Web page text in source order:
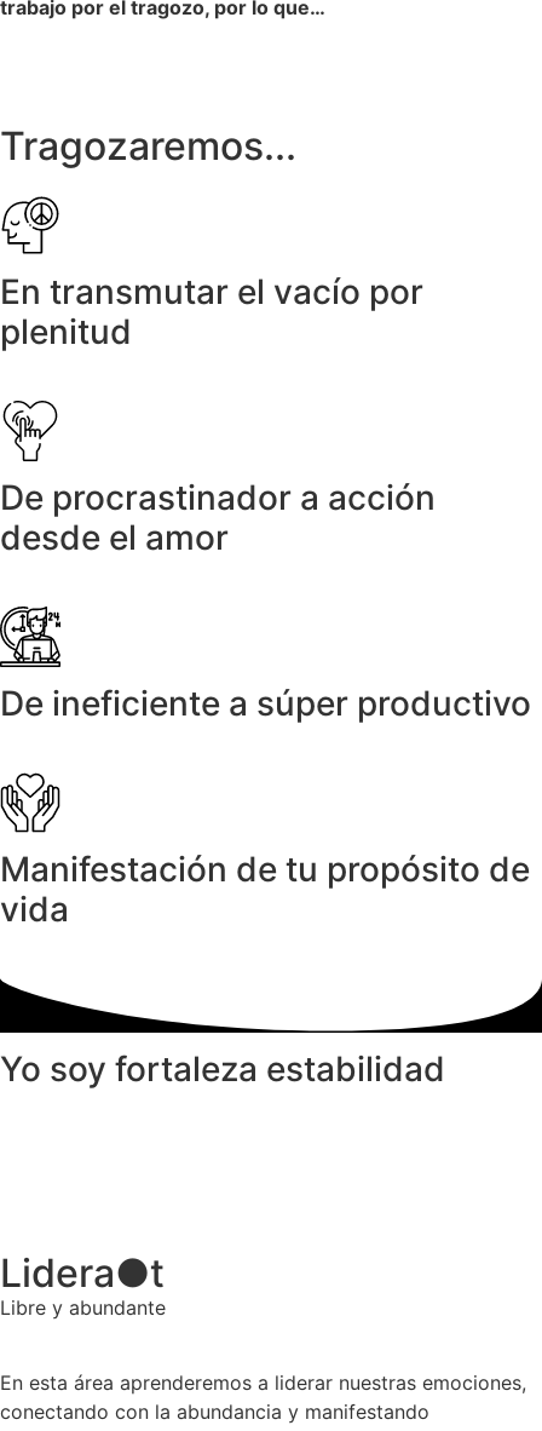
trabajo por el tragozo, por lo que…
Tragozaremos...
En transmutar el vacío por
plenitud
De procrastinador a acción
desde el amor
De ineficiente a súper productivo
Manifestación de tu propósito de
vida
Yo soy fortaleza estabilidad
Lidera●t
Libre y abundante
En esta área aprenderemos a liderar nuestras emociones,
conectando con la abundancia y manifestando